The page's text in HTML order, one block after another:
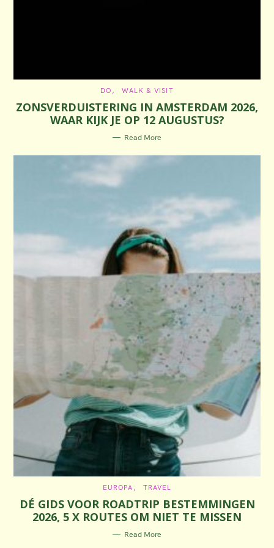
C
T
E
G
R
I
S
DO WALK & VISIT
ZONSVERDUISTERING IN AMSTERDAM 2026,
WAAR KIJK JE OP 12 AUGUSTUS?
Read More
T
E
G
O
R
I
EUROPA TRAVEL
DÉ GIDS VOOR ROADTRIP BESTEMMINGEN
2026, 5 X ROUTES OM NIET TE MISSEN
Read More